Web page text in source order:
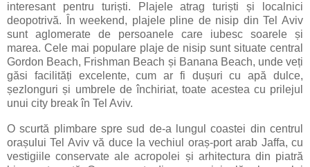
interesant pentru turiști. Plajele atrag turiști și localnici
deopotrivă. În weekend, plajele pline de nisip din Tel Aviv
sunt aglomerate de persoanele care iubesc soarele și
marea. Cele mai populare plaje de nisip sunt situate central
Gordon Beach, Frishman Beach și Banana Beach, unde veți
găsi facilități excelente, cum ar fi dușuri cu apă dulce,
șezlonguri și umbrele de închiriat, toate acestea cu prilejul
unui city break în Tel Aviv.
O scurtă plimbare spre sud de-a lungul coastei din centrul
orașului Tel Aviv vă duce la vechiul oraș-port arab Jaffa, cu
vestigiile conservate ale acropolei și arhitectura din piatră